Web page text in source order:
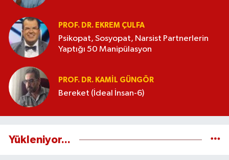
PROF. DR. EKREM ÇULFA
Psikopat, Sosyopat, Narsist Partnerlerin
Yaptığı 50 Manipülasyon
PROF. DR. KAMIL GÜNGÖR
Bereket (İdeal İnsan-6)
Yükleniyor...